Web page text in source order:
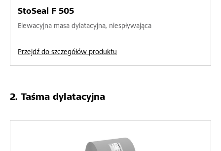
StoSeal F 505
Elewacyjna masa dylatacyjna, niespływająca
Przejdź do szczegółów produktu
Taśma dylatacyjna